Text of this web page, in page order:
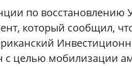
по
который сообщил,
с целью мобилизации